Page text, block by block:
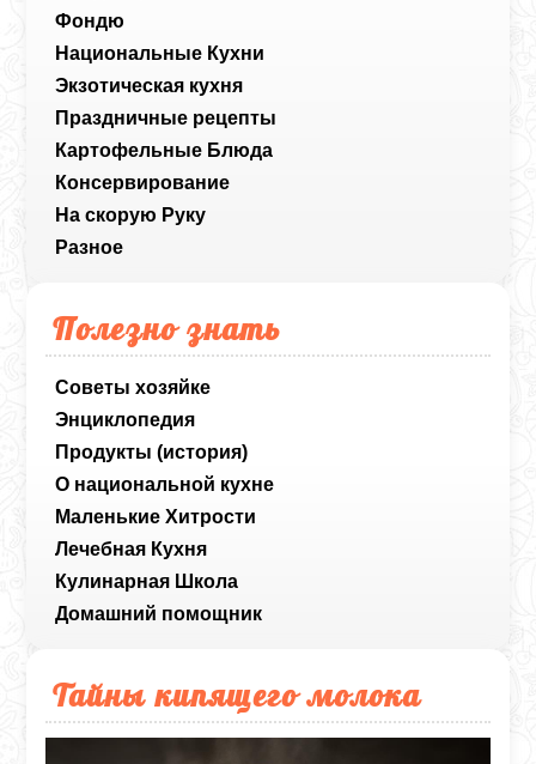
Фондю
Национальные Кухни
Экзотическая кухня
Праздничные рецепты
Картофельные Блюда
Консервирование
На скорую Руку
Разное
Полезно знать
Советы хозяйке
Энциклопедия
Продукты (история)
О национальной кухне
Маленькие Хитрости
Лечебная Кухня
Кулинарная Школа
Домашний помощник
Тайны кипящего молока